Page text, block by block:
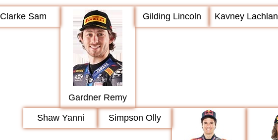
Clarke Sam
Gardner Remy
Gilding Lincoln Kavney Lachlan
Shaw Yanni Simpson Olly